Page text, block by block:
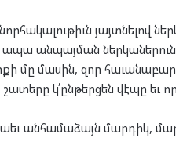
յայտ­նե­լով
ան­պայ­ման
մը մա­սին, զոր
շա­տե­րը կ՛ըն­թեր­ցեն վէ­պը
նա­եւ ան­հա­մա­ձայն մար­դիկ,